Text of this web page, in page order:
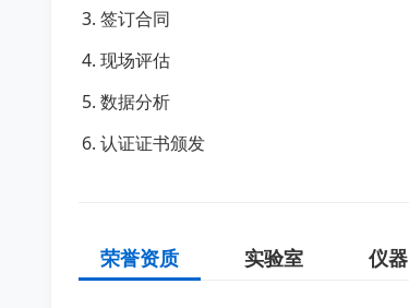
签订合同
现场评估
数据分析
认证证书颁发
荣誉资质 实验室 仪器